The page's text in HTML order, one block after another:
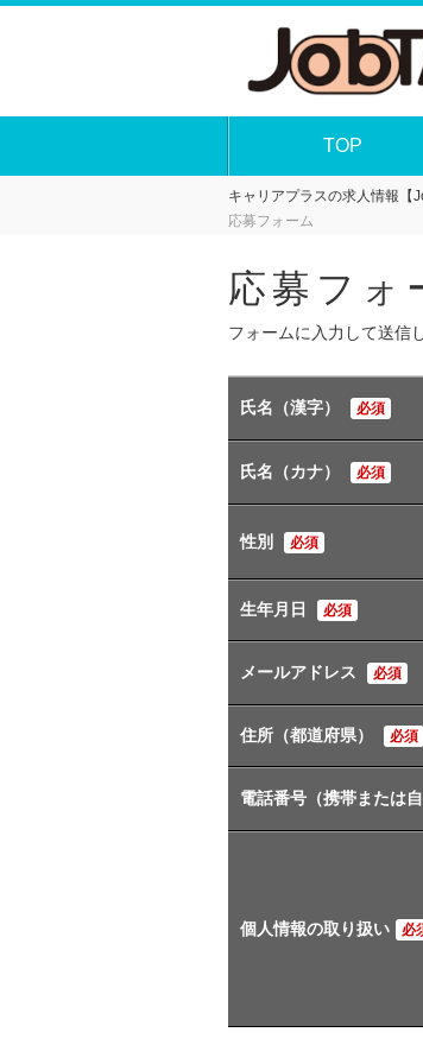
TOP
キャリアプラスの求人情報【
応募フォーム
応募フォ
フォームに入力して送信
氏名（漢字） 必須
氏名（カナ） 必須
性別 必須
生年月日 必須
メールアドレス 必須
住所（都道府県） 必須
電話番号（携帯または自
個人情報の取り扱い 必